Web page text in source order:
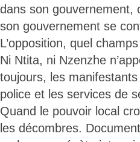
dans son gouvernement,
son gouvernement se
L’opposition, quel
Ni Ntita, ni Nzenzhe
toujours, les
police et les services de
Quand le pouvoir local
les décombres.